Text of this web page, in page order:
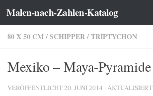
Zum Inhalt springen
Malen-nach-Zahlen-Katalog
80 X 50 CM/SCHIPPER/TRIPTYCHON
Mexiko – Maya-Pyramide
VERÖFFENTLICHT20. JUNI 2014 · AKTUALISIERT